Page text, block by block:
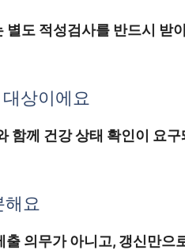
별도 적성검사를 반드시 받
상이에요
함께 건강 상태 확인이 요구
요
출 의무가 아니고, 갱신만으